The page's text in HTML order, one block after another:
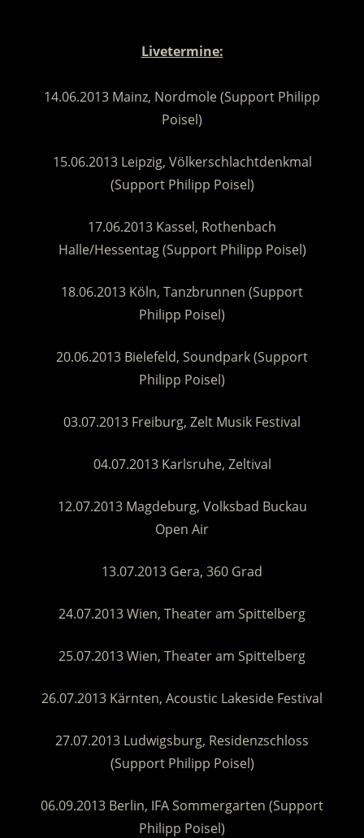
Livetermine:
14.06.2013 Mainz, Nordmole (Support Philipp
Poisel)
15.06.2013 Leipzig, Völkerschlachtdenkmal
(Support Philipp Poisel)
17.06.2013 Kassel, Rothenbach
Halle/Hessentag (Support Philipp Poisel)
18.06.2013 Köln, Tanzbrunnen (Support
Philipp Poisel)
20.06.2013 Bielefeld, Soundpark (Support
Philipp Poisel)
03.07.2013 Freiburg, Zelt Musik Festival
04.07.2013 Karlsruhe, Zeltival
12.07.2013 Magdeburg, Volksbad Buckau
Open Air
13.07.2013 Gera, 360 Grad
24.07.2013 Wien, Theater am Spittelberg
25.07.2013 Wien, Theater am Spittelberg
26.07.2013 Kärnten, Acoustic Lakeside Festival
27.07.2013 Ludwigsburg, Residenzschloss
(Support Philipp Poisel)
06.09.2013 Berlin, IFA Sommergarten (Support
Philipp Poisel)